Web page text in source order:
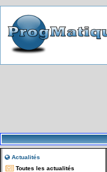
Actualités
Toutes les actualités